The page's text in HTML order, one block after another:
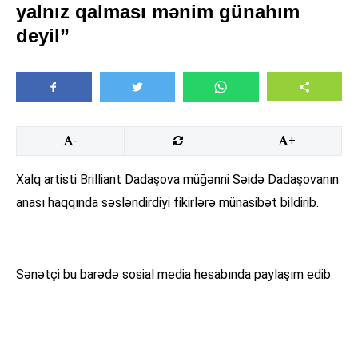
yalnız qalması mənim günahım
deyil”
- +
Xalq artisti Brilliant Dadaşova müğənni Səidə Dadaşovanın
anası haqqında səsləndirdiyi fikirlərə münasibət bildirib.
Sənətçi bu barədə sosial media hesabında paylaşım edib.